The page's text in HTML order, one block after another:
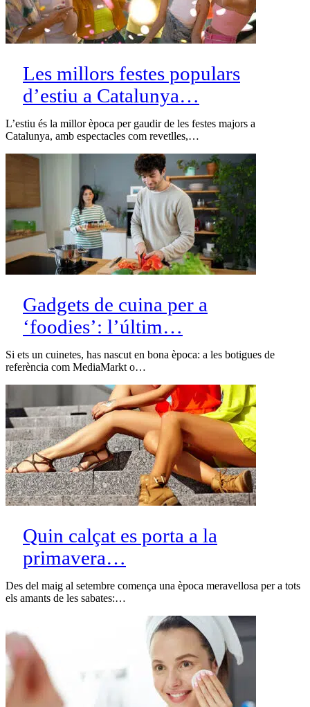
Les millors festes populars
d’estiu a Catalunya…
L’estiu és la millor època per gaudir de les festes majors a
Catalunya, amb espectacles com revetlles,…
Gadgets de cuina per a
‘foodies’: l’últim…
Si ets un cuinetes, has nascut en bona època: a les botigues de
referència com MediaMarkt o…
Quin calçat es porta a la
primavera…
Des del maig al setembre comença una època meravellosa per a tots
els amants de les sabates:…